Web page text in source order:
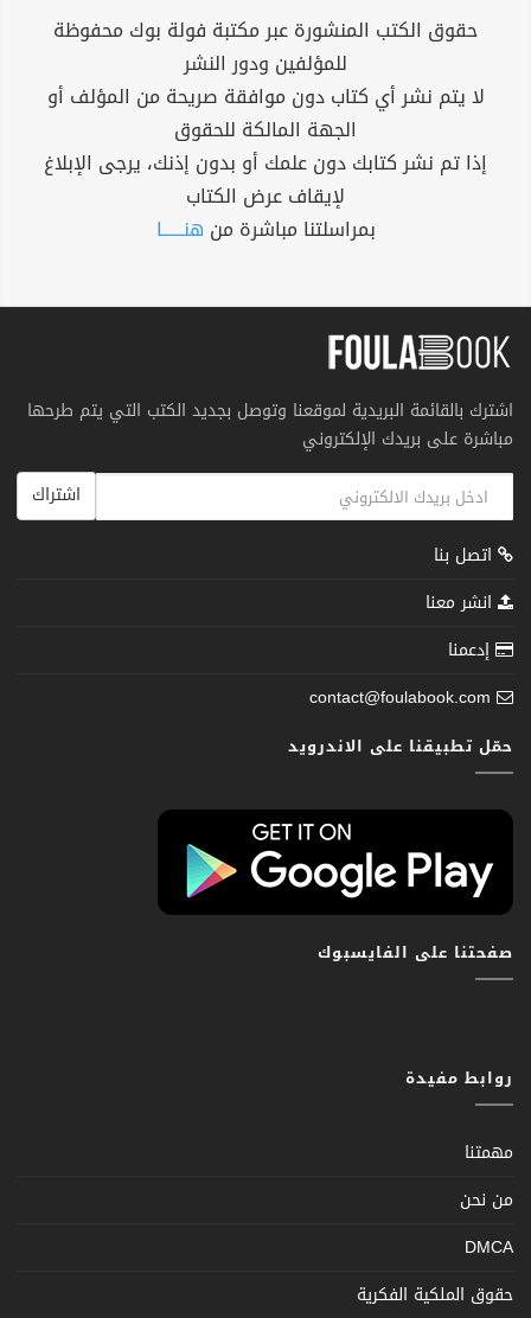
حقوق الكتب المنشورة عبر مكتبة فولة بوك محفوظة
للمؤلفين ودور النشر
لا يتم نشر أي كتاب دون موافقة صريحة من المؤلف أو
الجهة المالكة للحقوق
إذا تم نشر كتابك دون علمك أو بدون إذنك، يرجى الإبلاغ
لإيقاف عرض الكتاب
بمراسلتنا مباشرة من هنــــــا
اشترك بالقائمة البريدية لموقعنا وتوصل بجديد الكتب التي يتم طرحها
مباشرة على بريدك الإلكتروني
اشتراك
اتصل بنا
انشر معنا
إدعمنا
contact@foulabook.com
حمّل تطبيقنا على الاندرويد
صفحتنا على الفايسبوك
روابط مفيدة
مهمتنا
من نحن
DMCA
حقوق الملكية الفكرية